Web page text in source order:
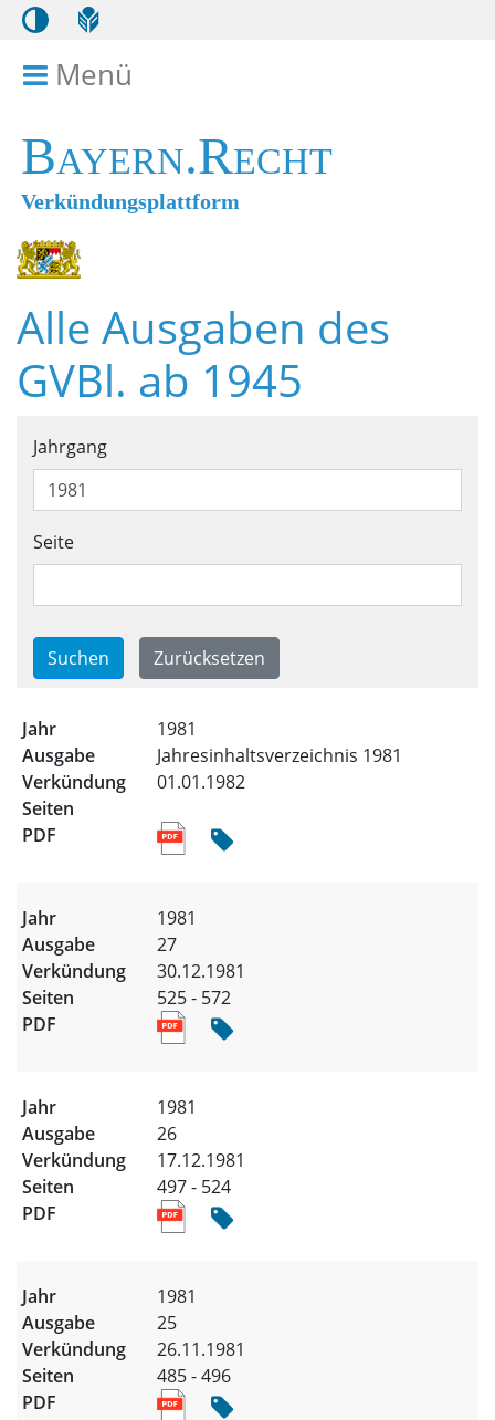
Menü
Bayern.Recht
Verkündungsplattform
Alle Ausgaben des
GVBl. ab 1945
Suchformular für alle
Jahrgang
Seite
Trefferliste für alle
1981
Jahresinhaltsverzeichnis 1981
01.01.1982
1981
27
30.12.1981
525 - 572
1981
26
17.12.1981
497 - 524
1981
25
26.11.1981
485 - 496